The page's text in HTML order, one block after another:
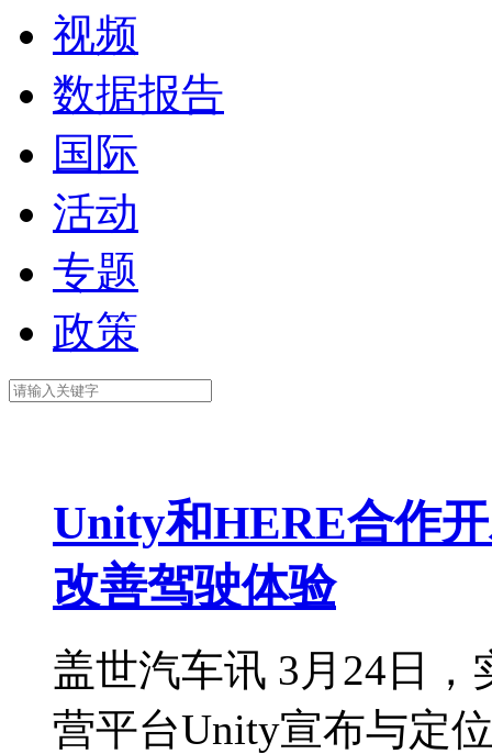
视频
数据报告
国际
活动
专题
政策
Unity和HERE合作
改善驾驶体验
盖世汽车讯 3月24日，
营平台Unity宣布与定